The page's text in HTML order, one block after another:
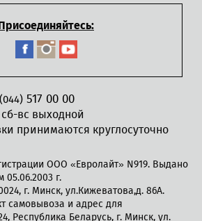
(044) 517 00 00
сб-вс выходной
принимаются круглосуточно
ООО «Евролайт» N919. Выдано
г.
г. Минск, ул.Кижеватова,д. 86А.
самовывоза и адрес для
Республика Беларусь, г. Минск, ул.